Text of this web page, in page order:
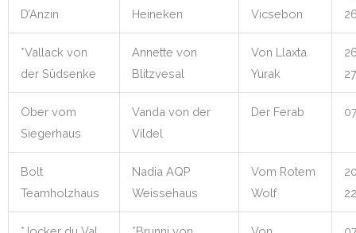
D’Anzin
Heineken
Vicsebon
*Vallack von
der Sûdsenke
Annette von
Blitzvesal
Von Llaxta
Yurak
Ober vom
Siegerhaus
Vanda von der
Vildel
Der Ferab
Bolt
Teamholzhaus
Nadia AQP
Weissehaus
Vom Rotem
Wolf